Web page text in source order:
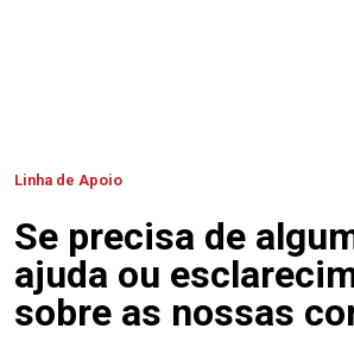
Linha de Apoio
Se precisa de
ajuda ou
sobre as nossas